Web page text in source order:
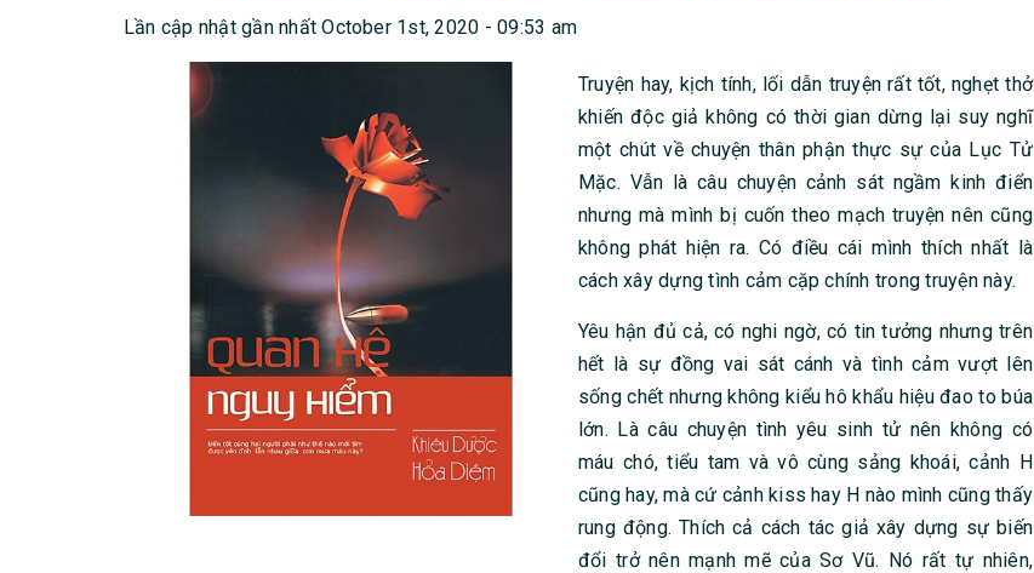
Lần cập nhật gần nhất October 1st, 2020 - 09:53 am
Truyện hay, kịch tính, lối dẫn truyện rất tốt, nghẹt thở
khiến độc giả không có thời gian dừng lại suy nghĩ
một chút về chuyện thân phận thực sự của Lục Tử
Mặc. Vẫn là câu chuyện cảnh sát ngầm kinh điển
nhưng mà mình bị cuốn theo mạch truyện nên cũng
không phát hiện ra. Có điều cái mình thích nhất là
cách xây dựng tình cảm cặp chính trong truyện này.
Yêu hận đủ cả, có nghi ngờ, có tin tưởng nhưng trên
hết là sự đồng vai sát cánh và tình cảm vượt lên
sống chết nhưng không kiểu hô khẩu hiệu đao to búa
lớn. Là câu chuyện tình yêu sinh tử nên không có
máu chó, tiểu tam và vô cùng sảng khoái, cảnh H
cũng hay, mà cứ cảnh kiss hay H nào mình cũng thấy
rung động. Thích cả cách tác giả xây dựng sự biến
đổi trở nên mạnh mẽ của Sơ Vũ. Nó rất tự nhiên,